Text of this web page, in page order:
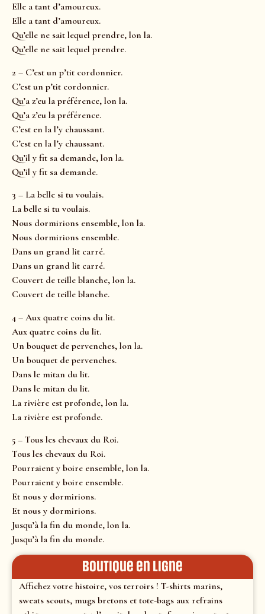
Elle a tant d’amoureux.
Elle a tant d’amoureux.
Qu’elle ne sait lequel prendre, lon la.
Qu’elle ne sait lequel prendre.
2 – C’est un p’tit cordonnier.
C’est un p’tit cordonnier.
Qu’a z’eu la préférence, lon la.
Qu’a z’eu la préférence.
C’est en la l’y chaussant.
C’est en la l’y chaussant.
Qu’il y fit sa demande, lon la.
Qu’il y fit sa demande.
3 – La belle si tu voulais.
La belle si tu voulais.
Nous dormirions ensemble, lon la.
Nous dormirions ensemble.
Dans un grand lit carré.
Dans un grand lit carré.
Couvert de teille blanche, lon la.
Couvert de teille blanche.
4 – Aux quatre coins du lit.
Aux quatre coins du lit.
Un bouquet de pervenches, lon la.
Un bouquet de pervenches.
Dans le mitan du lit.
Dans le mitan du lit.
La rivière est profonde, lon la.
La rivière est profonde.
5 – Tous les chevaux du Roi.
Tous les chevaux du Roi.
Pourraient y boire ensemble, lon la.
Pourraient y boire ensemble.
Et nous y dormirions.
Et nous y dormirions.
Jusqu’à la fin du monde, lon la.
Jusqu’à la fin du monde.
Boutique en ligne
Affichez votre histoire, vos terroirs ! T-shirts marins,
sweats scouts, mugs bretons et tote-bags aux refrains